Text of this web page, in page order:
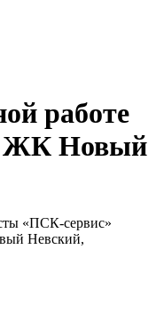
работе
ЖК Новый
«ПСК-сервис»
Невский,